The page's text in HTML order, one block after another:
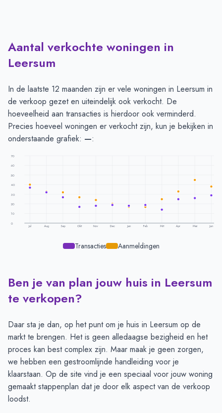
Aantal verkochte woningen in
Leersum
In de laatste 12 maanden zijn er vele woningen in Leersum in
de verkoop gezet en uiteindelijk ook verkocht. De
hoeveelheid aan transacties is hierdoor ook verminderd.
Precies hoeveel woningen er verkocht zijn, kun je bekijken in
onderstaande grafiek: —:
70
60
50
40
30
20
10
0
Jul Aug Sep Okt Nov Dec Jan Feb Mrt Apr Mei Jun
Transacties Aanmeldingen
Transacties en aanmeldingen per maand - Leersum
Maand
Transacties
Juli
37
September
27
32
Oktober
17
27
November
24
December
19
Januari
18
17
Februari
Ben je van plan jouw huis in Leersum
te verkopen?
Daar sta je dan, op het punt om je huis in Leersum op de
markt te brengen. Het is geen alledaagse bezigheid en het
proces kan best complex zijn. Maar maak je geen zorgen,
we hebben een gestroomlijnde handleiding voor je
klaarstaan. Op de site vind je een speciaal voor jouw woning
gemaaktstappenplan dat je door elk aspect van de verkoop
loodst.